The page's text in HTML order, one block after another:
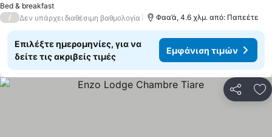
Bed & breakfast
/ Δεν υπάρχει διαθέσιμη βαθμολογία Φαα’ά, 4.6 χλμ. από: Παπεέτε
Επιλέξτε ημερομηνίες, για να
δείτε τις ακριβείς τιμές
Εμφάνιση τιμών